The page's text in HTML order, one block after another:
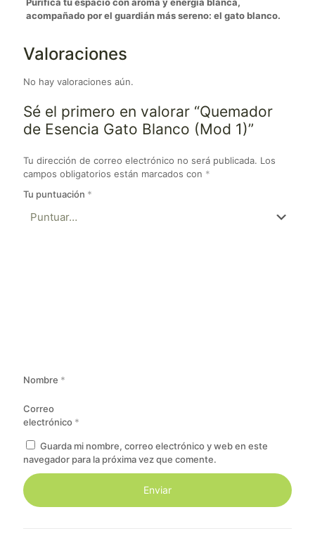
acompañado por el guardián más sereno: el gato blanco.
Valoraciones
No hay valoraciones aún.
Sé el primero en valorar “Quemador
de Esencia Gato Blanco (Mod 1)”
Tu dirección de correo electrónico no será publicada. Los
campos obligatorios están marcados con *
Tu puntuación *
Nombre *
Correo
electrónico *
Guarda mi nombre, correo electrónico y web en este
navegador para la próxima vez que comente.